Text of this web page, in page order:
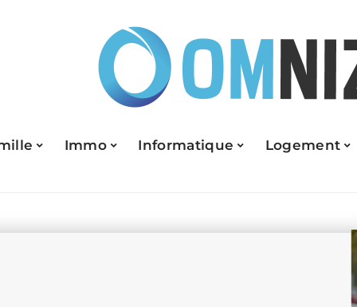
Immo Informatique Logement